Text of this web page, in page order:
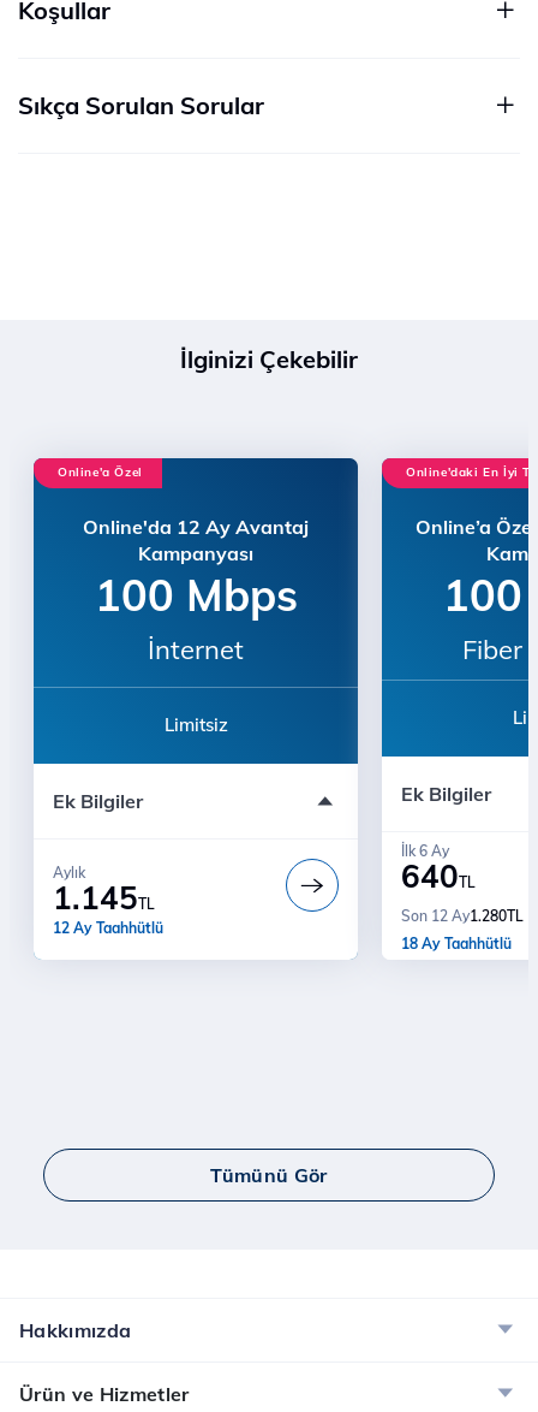
Koşullar
Sıkça Sorulan Sorular
İlginizi Çekebilir
Online'a Özel
Online'da 12 Ay Avantaj
Kampanyası
100 Mbps
İnternet
Limitsiz
Ek Bilgiler
mağazalarda geçerli değildir.
Modem ücreti dahil değildir
Ücretsiz Kurulum
12 Ay Taahhütlü
1.145TL
Aylık
Online'daki En İyi
Online’a
100
Fiber
Ek Bilgiler
mağazalarda
Ücretsiz
Modem ücreti
İndirim
18 Ay Taahhütlü
640TL
İlk 6 Ay
1.280TL
Son 12 Ay
Tümünü Gör
Hakkımızda
Ürün ve Hizmetler